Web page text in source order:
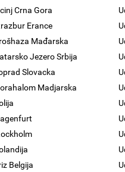
Crna Gora
Erance
Mađarska
Jezero Srbija
Slovacka
Madjarska
Belgija